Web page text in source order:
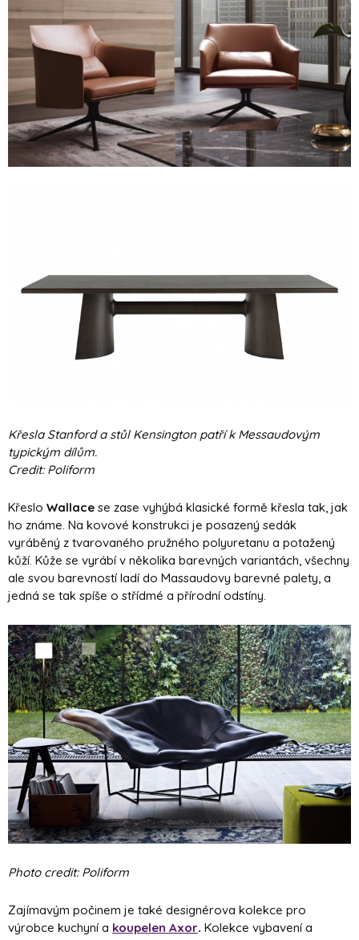
Křesla Stanford a stůl Kensington patří k Messaudovým
typickým dílům.
Credit: Poliform
Křeslo Wallace se zase vyhýbá klasické formě křesla tak, jak
ho známe. Na kovové konstrukci je posazený sedák
vyráběný z tvarovaného pružného polyuretanu a potažený
kůží. Kůže se vyrábí v několika barevných variantách, všechny
ale svou barevností ladí do Massaudovy barevné palety, a
jedná se tak spíše o střídmé a přírodní odstíny.
Photo credit: Poliform
Zajímavým počinem je také designérova kolekce pro
výrobce kuchyní a koupelen Axor. Kolekce vybavení a